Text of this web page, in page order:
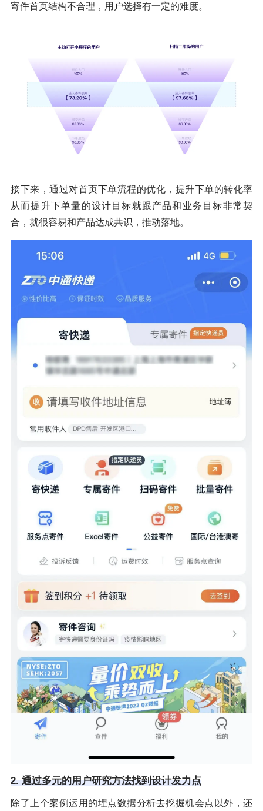
寄件首页结构不合理，用户选择有一定的难度。
接下来，通过对首页下单流程的优化，提升下单的转化率
从而提升下单量的设计目标就跟产品和业务目标非常契
合，就很容易和产品达成共识，推动落地。
2. 通过多元的用户研究方法找到设计发力点
除了上个案例运用的埋点数据分析去挖掘机会点以外，还